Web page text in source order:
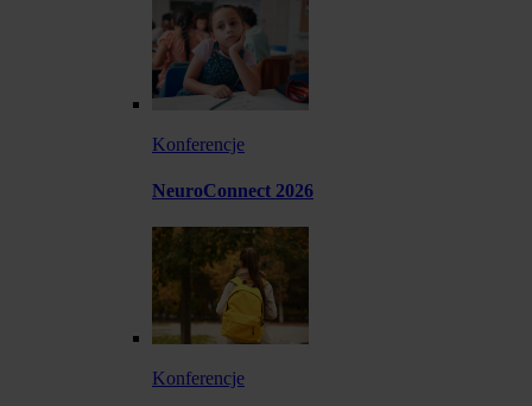
Konferencje
NeuroConnect 2026
Konferencje